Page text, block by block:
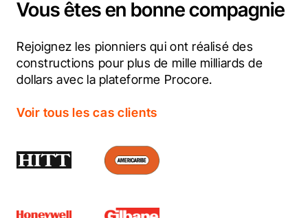
Vous êtes en bonne compagnie
Rejoignez les pionniers qui ont réalisé des
constructions pour plus de mille milliards de
dollars avec la plateforme Procore.
Voir tous les cas clients